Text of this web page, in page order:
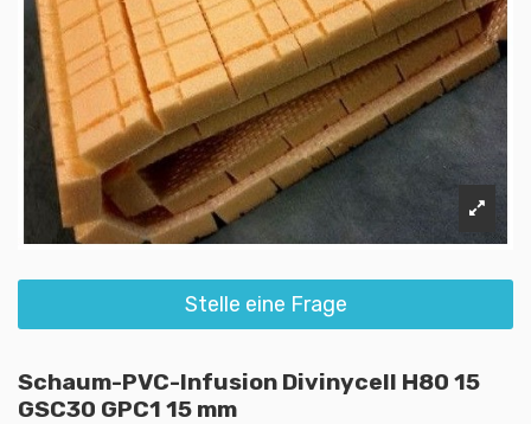
Stelle eine Frage
Schaum-PVC-Infusion Divinycell H80 15
GSC30 GPC1 15 mm